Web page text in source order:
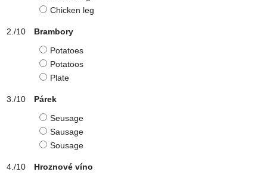
Chicken leg
Brambory
Potatoes
Potatoos
Plate
Párek
Seusage
Sausage
Sousage
Hroznové víno